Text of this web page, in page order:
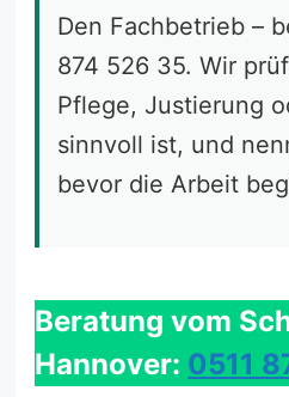
Den Fachbetrieb –
874 526 35. Wir
Pflege, Justierung
sinnvoll ist, und
bevor die Arbeit
Beratung vom
Hannover: 0511